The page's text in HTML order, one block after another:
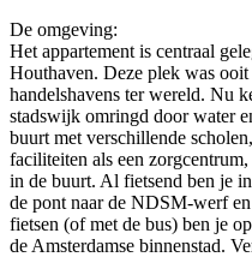
De omgeving:
Het appartement is centraal
Houthaven. Deze plek was
handelshavens ter wereld. Nu
stadswijk omringd door water
buurt met verschillende
faciliteiten als een
in de buurt. Al fietsend ben je
de pont naar de NDSM-werf
fietsen (of met de bus) ben je
de Amsterdamse binnenstad.